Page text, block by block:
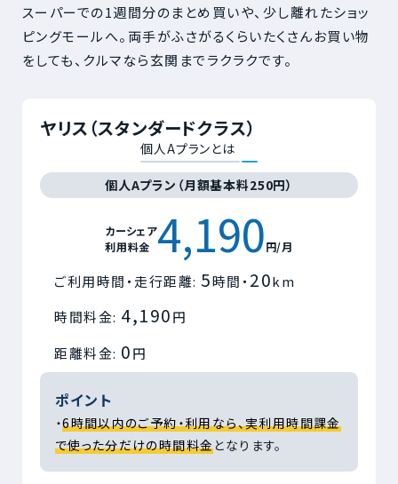
スーパーでの1週間分のまとめ買いや、少し離れたショッ
ピングモールへ。両手がふさがるくらいたくさんお買い物
をしても、クルマなら玄関までラクラクです。
ヤリス（スタンダードクラス）
個人Aプランとは
個人Aプラン（月額基本料250円）
カーシェア
利用料金 4,190円/月
ご利用時間・走行距離: 5時間・ 20km
時間料金: 4,190円
距離料金: 0円
ポイント
・6時間以内のご予約・利用なら、実利用時間課金
で使った分だけの時間料金となります。